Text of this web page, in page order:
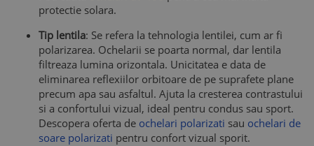
protectie solara.
Tip lentila: Se refera la tehnologia lentilei, cum ar fi
polarizarea. Ochelarii se poarta normal, dar lentila
filtreaza lumina orizontala. Unicitatea e data de
eliminarea reflexiilor orbitoare de pe suprafete plane
precum apa sau asfaltul. Ajuta la cresterea contrastului
si a confortului vizual, ideal pentru condus sau sport.
Descopera oferta de ochelari polarizati sau ochelari de
soare polarizati pentru confort vizual sporit.